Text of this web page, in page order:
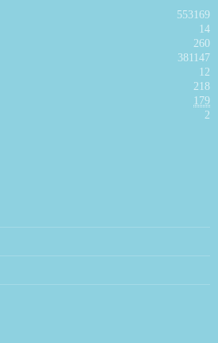
553169
14
260
381147
12
218
179
2